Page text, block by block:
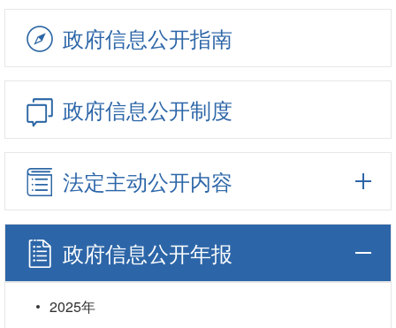
政府信息公开指南
政府信息公开制度
法定主动公开内容
政府信息公开年报
2025年